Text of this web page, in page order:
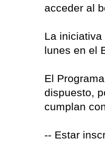
acceder al
La
lunes en el
El
dispuesto,
cumplan
-- Estar